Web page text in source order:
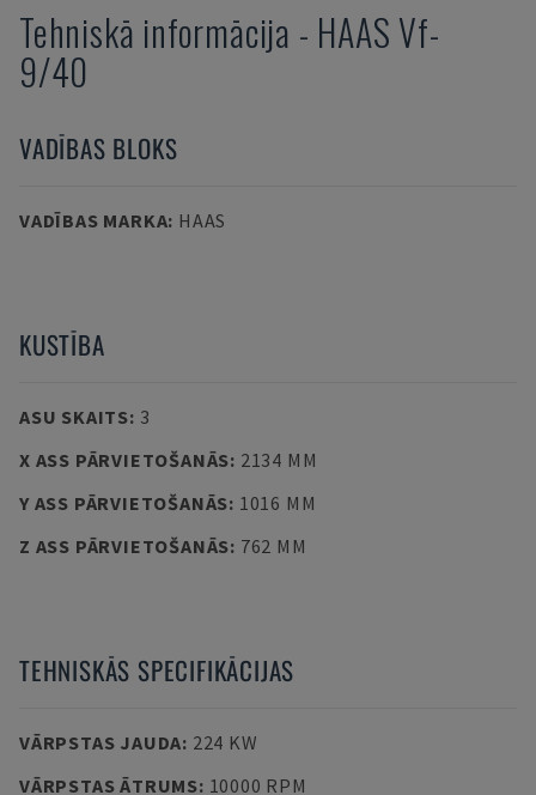
Tehniskā informācija - HAAS Vf-
9/40
VADĪBAS BLOKS
VADĪBAS MARKA: HAAS
KUSTĪBA
ASU SKAITS: 3
X ASS PĀRVIETOŠANĀS: 2134 MM
Y ASS PĀRVIETOŠANĀS: 1016 MM
Z ASS PĀRVIETOŠANĀS: 762 MM
TEHNISKĀS SPECIFIKĀCIJAS
VĀRPSTAS JAUDA: 224 KW
VĀRPSTAS ĀTRUMS: 10000 RPM